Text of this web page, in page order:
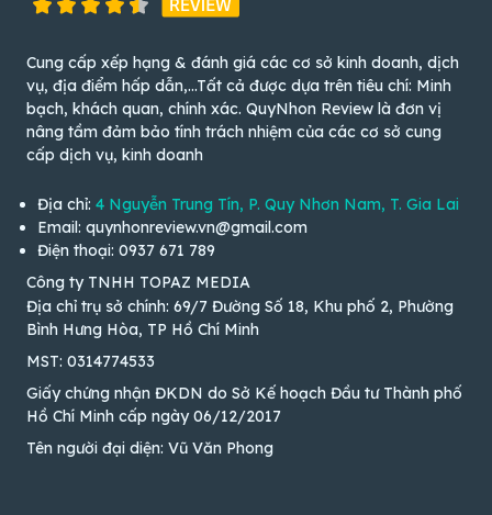
Cung cấp xếp hạng & đánh giá các cơ sở kinh doanh, dịch
vụ, địa điểm hấp dẫn,...Tất cả được dựa trên tiêu chí: Minh
bạch, khách quan, chính xác. QuyNhon Review là đơn vị
nâng tầm đảm bảo tính trách nhiệm của các cơ sở cung
cấp dịch vụ, kinh doanh
Địa chỉ: 4 Nguyễn Trung Tín, P. Quy Nhơn Nam, T. Gia Lai
Email: quynhonreview.vn@gmail.com
Điện thoại: 0937 671 789
Công ty TNHH TOPAZ MEDIA
Địa chỉ trụ sở chính: 69/7 Đường Số 18, Khu phố 2, Phường
Bình Hưng Hòa, TP Hồ Chí Minh
MST: 0314774533
Giấy chứng nhận ĐKDN do Sở Kế hoạch Đầu tư Thành phố
Hồ Chí Minh cấp ngày 06/12/2017
Tên người đại diện: Vũ Văn Phong